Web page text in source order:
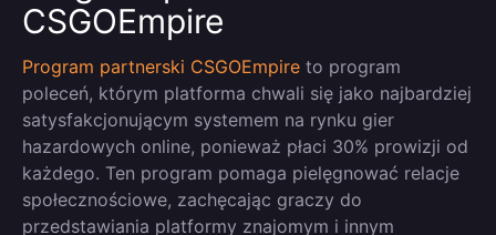
CSGOEmpire
Program partnerski CSGOEmpire to program
poleceń, którym platforma chwali się jako najbardziej
satysfakcjonującym systemem na rynku gier
hazardowych online, ponieważ płaci 30% prowizji od
każdego. Ten program pomaga pielęgnować relacje
społecznościowe, zachęcając graczy do
przedstawiania platformy znajomym i innym